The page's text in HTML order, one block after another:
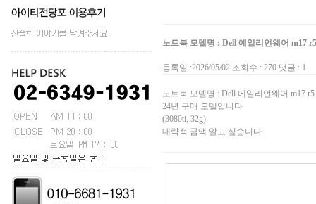
노트북 모델명 : Dell 에일리언웨어 m17
등록일 :2026/05/02 조회수 : 270 댓글 : 1
노트북 모델명 : Dell 에일리언웨어 m17
24년 구매 모델입니다
(3080ti, 32g)
대략적 금액 알고 싶습니다